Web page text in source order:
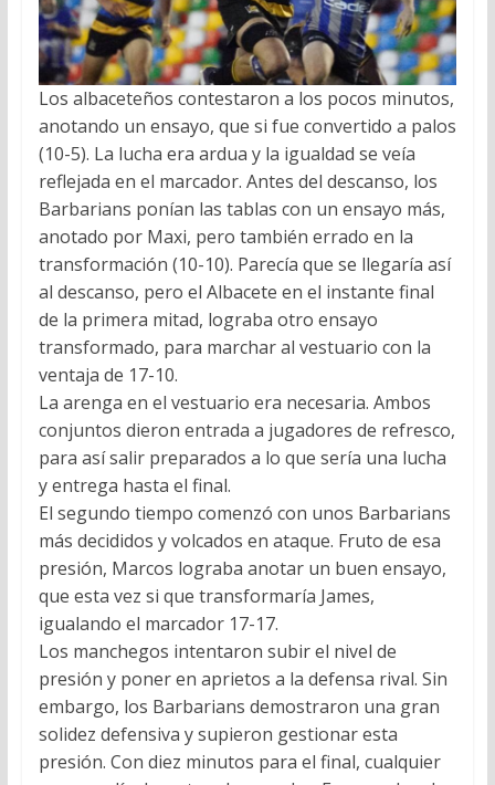
Los albaceteños contestaron a los pocos minutos,
anotando un ensayo, que si fue convertido a palos
(10-5). La lucha era ardua y la igualdad se veía
reflejada en el marcador. Antes del descanso, los
Barbarians ponían las tablas con un ensayo más,
anotado por Maxi, pero también errado en la
transformación (10-10). Parecía que se llegaría así
al descanso, pero el Albacete en el instante final
de la primera mitad, lograba otro ensayo
transformado, para marchar al vestuario con la
ventaja de 17-10.
La arenga en el vestuario era necesaria. Ambos
conjuntos dieron entrada a jugadores de refresco,
para así salir preparados a lo que sería una lucha
y entrega hasta el final.
El segundo tiempo comenzó con unos Barbarians
más decididos y volcados en ataque. Fruto de esa
presión, Marcos lograba anotar un buen ensayo,
que esta vez si que transformaría James,
igualando el marcador 17-17.
Los manchegos intentaron subir el nivel de
presión y poner en aprietos a la defensa rival. Sin
embargo, los Barbarians demostraron una gran
solidez defensiva y supieron gestionar esta
presión. Con diez minutos para el final, cualquier